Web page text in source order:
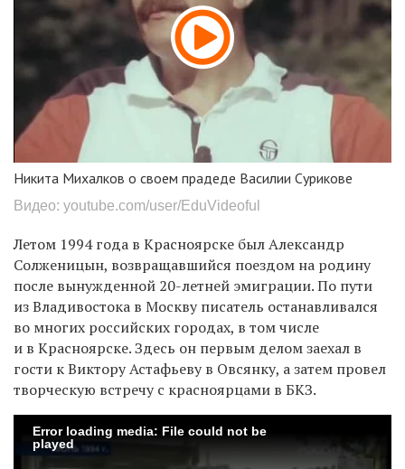
Никита Михалков о своем прадеде Василии Сурикове
Видео: youtube.com/user/EduVideoful
Летом 1994 года в Красноярске был Александр
Солженицын, возвращавшийся поездом на родину
после вынужденной 20-летней эмиграции. По пути
из Владивостока в Москву писатель останавливался
во многих российских городах, в том числе
и в Красноярске. Здесь он первым делом заехал в
гости к Виктору Астафьеву в Овсянку, а затем провел
творческую встречу с красноярцами в БКЗ.
Error loading media: File could not be
played